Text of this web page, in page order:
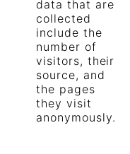
data that are
collected
include the
number of
visitors, their
source, and
the pages
they visit
anonymously.